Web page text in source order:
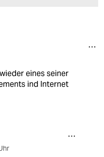
eines seiner
ind Internet